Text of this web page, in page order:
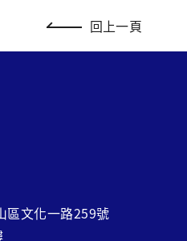
回上一頁
文化一路259號